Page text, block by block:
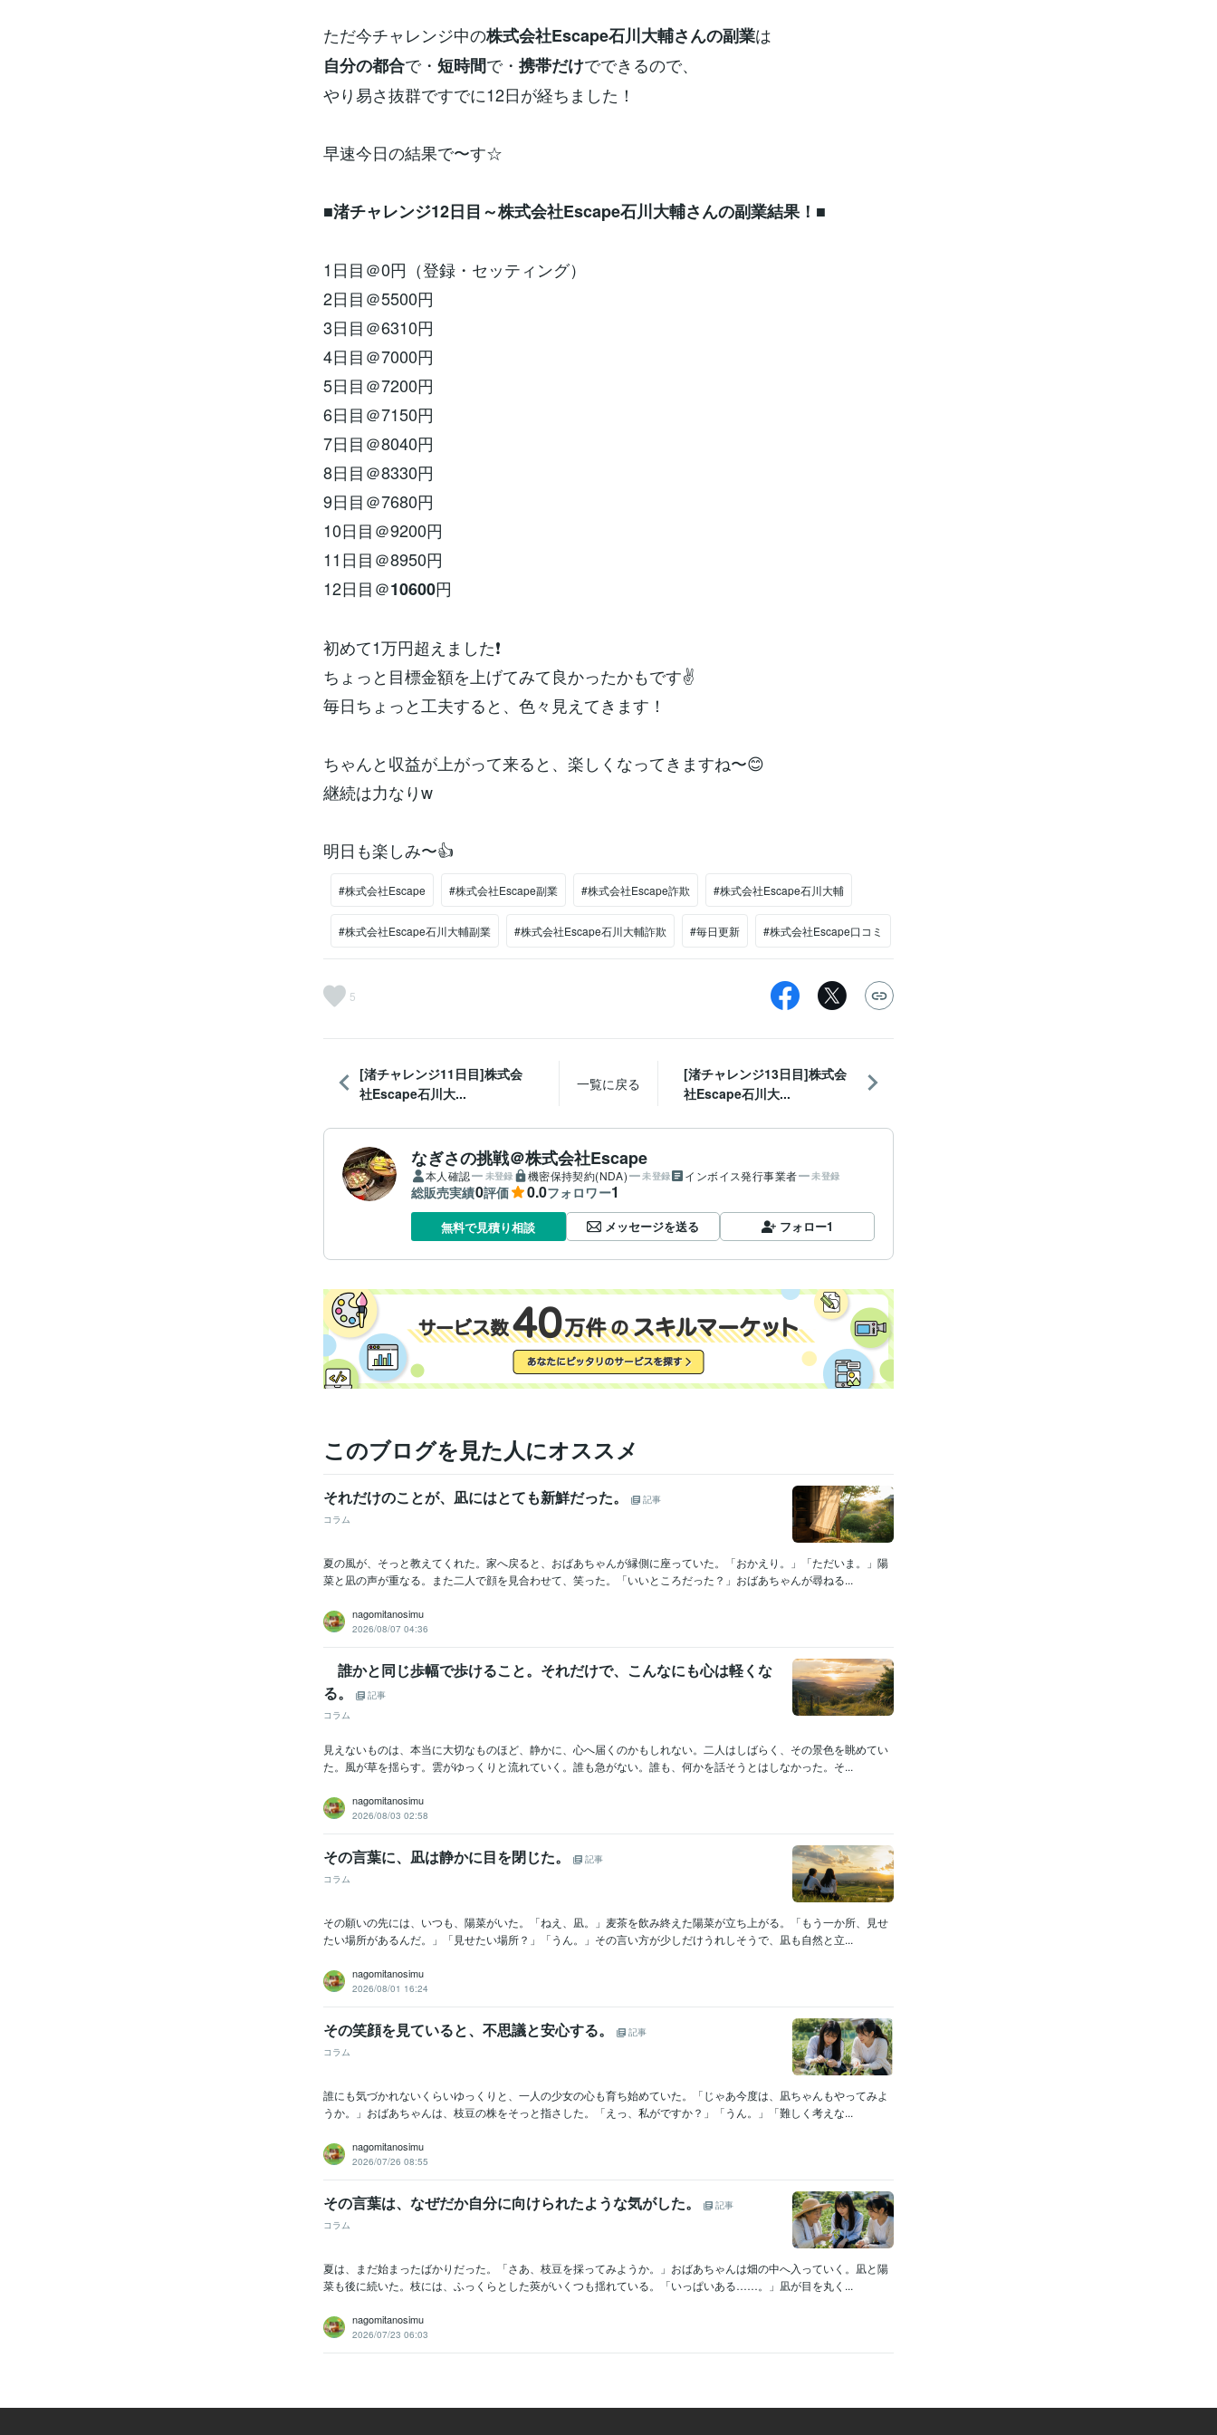
ただ今チャレンジ中の株式会社Escape石川大輔さんの副業は
自分の都合で・ 短時間で・ 携帯だけでできるので、
やり易さ抜群ですでに12日が経ちました！
早速今日の結果で〜す☆
■渚チャレンジ12日目～株式会社Escape石川大輔さんの副業結果！ ■
1日目＠0円（登録・セッティング）
2日目＠5500円
3日目＠6310円
4日目＠7000円
5日目＠7200円
6日目＠7150円
7日目＠8040円
8日目＠8330円
9日目＠7680円
10日目＠9200円
11日目＠8950円
12日目＠10600円
初めて1万円超えました❗️
ちょっと目標金額を上げてみて良かったかもです✌️
毎日ちょっと工夫すると、色々見えてきます！
ちゃんと収益が上がって来ると、楽しくなってきますね〜😊
継続は力なりw
明日も楽しみ〜👍
#株式会社Escape #株式会社Escape副業 #株式会社Escape詐欺 #株式会社Escape石川大輔
#株式会社Escape石川大輔副業 #株式会社Escape石川大輔詐欺 #毎日更新 #株式会社Escape口コミ
5
[渚チャレンジ11日目]株式会
社Escape石川大...
一覧に戻る
[渚チャレンジ13日目]株式会
社Escape石川大...
なぎさの挑戦＠株式会社Escape
本人確認 未登録 機密保持契約(NDA) 未登録 インボイス発行事業者 未登録
総販売実績0評価 0.0フォロワー1
無料で見積り相談 メッセージを送る フォロー1
このブログを見た人にオススメ
それだけのことが、凪にはとても新鮮だった。
記事
コラム
夏の風が、そっと教えてくれた。家へ戻ると、おばあちゃんが縁側に座っていた。「おかえり。」「ただいま。」陽
菜と凪の声が重なる。また二人で顔を見合わせて、笑った。「いいところだった？」おばあちゃんが尋ねる...
nagomitanosimu
2026/08/07 04:36
誰かと同じ歩幅で歩けること。それだけで、こんなにも心は軽くな
る。
記事
コラム
見えないものは、本当に大切なものほど、静かに、心へ届くのかもしれない。二人はしばらく、その景色を眺めてい
た。風が草を揺らす。雲がゆっくりと流れていく。誰も急がない。誰も、何かを話そうとはしなかった。そ...
nagomitanosimu
2026/08/03 02:58
その言葉に、凪は静かに目を閉じた。
記事
コラム
その願いの先には、いつも、陽菜がいた。「ねえ、凪。」麦茶を飲み終えた陽菜が立ち上がる。「もう一か所、見せ
たい場所があるんだ。」「見せたい場所？」「うん。」その言い方が少しだけうれしそうで、凪も自然と立...
nagomitanosimu
2026/08/01 16:24
その笑顔を見ていると、不思議と安心する。
記事
コラム
誰にも気づかれないくらいゆっくりと、一人の少女の心も育ち始めていた。「じゃあ今度は、凪ちゃんもやってみよ
うか。」おばあちゃんは、枝豆の株をそっと指さした。「えっ、私がですか？」「うん。」「難しく考えな...
nagomitanosimu
2026/07/26 08:55
その言葉は、なぜだか自分に向けられたような気がした。
記事
コラム
夏は、まだ始まったばかりだった。「さあ、枝豆を採ってみようか。」おばあちゃんは畑の中へ入っていく。凪と陽
菜も後に続いた。枝には、ふっくらとした莢がいくつも揺れている。「いっぱいある……。」凪が目を丸く...
nagomitanosimu
2026/07/23 06:03